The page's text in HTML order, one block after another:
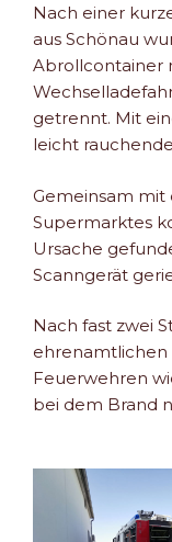
Nach einer
aus Schönau
Abrollcontainer
getrennt. Mit
leicht
Gemeinsam
Supermarktes
Ursache
Scanngerät
Nach fast zwei
ehrenamtlichen
Feuerwehren
bei dem Brand